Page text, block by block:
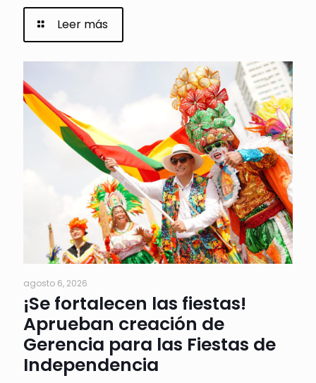
Leer más
agosto 6, 2026
¡Se fortalecen las fiestas!
Aprueban creación de
Gerencia para las Fiestas de
Independencia